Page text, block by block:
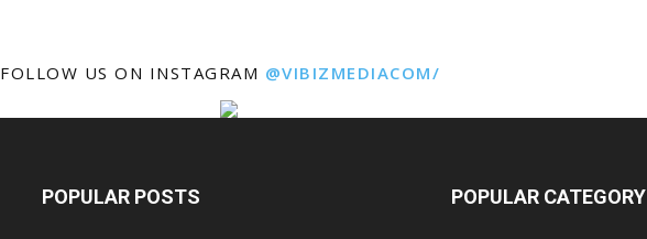
FOLLOW US ON INSTAGRAM @VIBIZMEDIACOM/
POPULAR POSTS POPULAR CATEGORY